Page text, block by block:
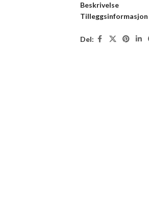
Beskrivelse
Tilleggsinformasjon
Del: